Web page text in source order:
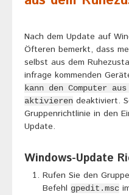
Nach dem Update auf
Öfteren bemerkt, dass
selbst aus dem
infrage kommenden
kann den Computer aus
aktivieren deaktiviert.
Gruppenrichtlinie in den
Update.
Windows-Update
Rufen Sie den
Befehl gpedit.msc